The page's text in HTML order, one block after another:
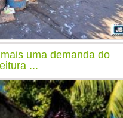
uma demanda do
...